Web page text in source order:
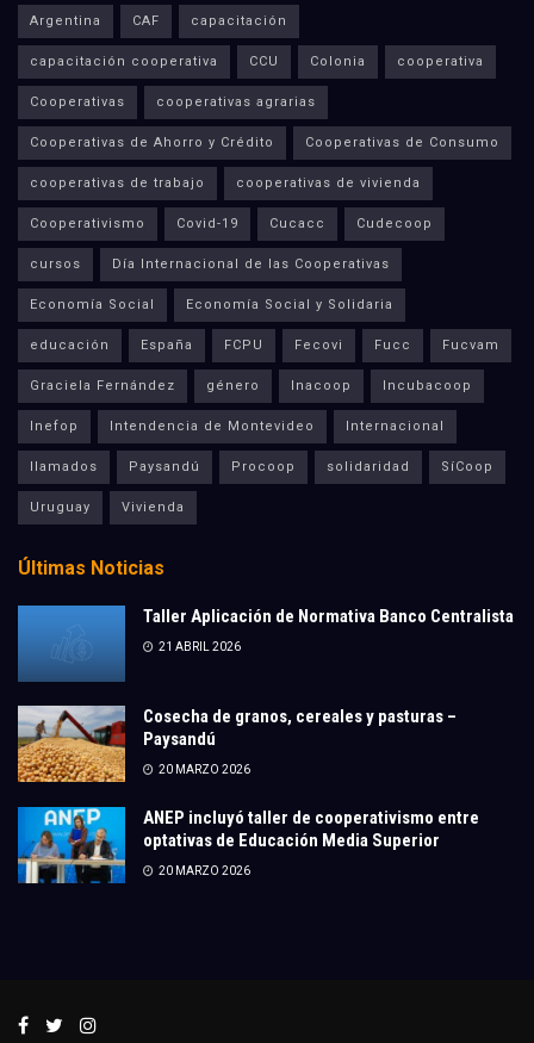
Argentina CAF capacitación
capacitación cooperativa CCU Colonia cooperativa
Cooperativas cooperativas agrarias
Cooperativas de Ahorro y Crédito Cooperativas de Consumo
cooperativas de trabajo cooperativas de vivienda
Cooperativismo Covid-19 Cucacc Cudecoop
cursos Día Internacional de las Cooperativas
Economía Social Economía Social y Solidaria
educación España FCPU Fecovi Fucc Fucvam
Graciela Fernández género Inacoop Incubacoop
Inefop Intendencia de Montevideo Internacional
llamados Paysandú Procoop solidaridad SíCoop
Uruguay Vivienda
Últimas Noticias
Taller Aplicación de Normativa Banco Centralista
21 ABRIL 2026
Cosecha de granos, cereales y pasturas –
Paysandú
20 MARZO 2026
ANEP incluyó taller de cooperativismo entre
optativas de Educación Media Superior
20 MARZO 2026